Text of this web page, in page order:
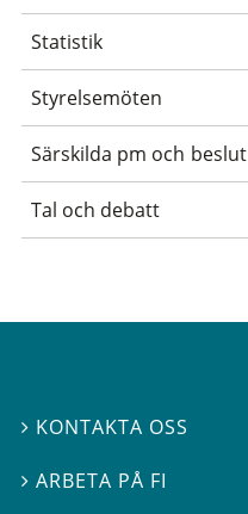
Statistik
Styrelsemöten
Särskilda pm och beslut
Tal och debatt
 KONTAKTA OSS
 ARBETA PÅ FI